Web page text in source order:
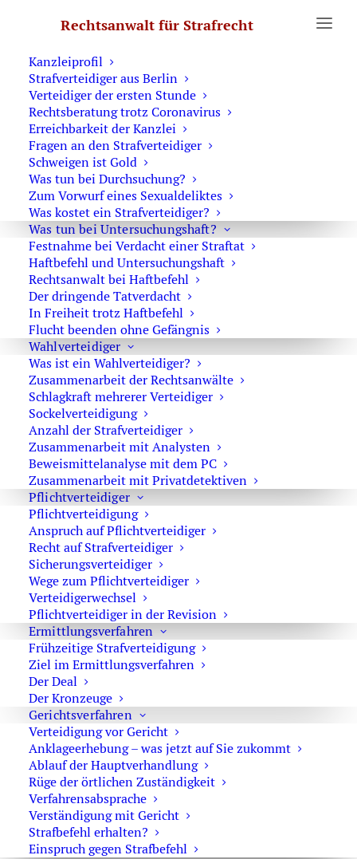
Rechtsanwalt für Strafrecht
Was Sie wissen sollten
Kanzleiprofil
Strafverteidiger aus Berlin
Verteidiger der ersten Stunde
Rechtsberatung trotz Coronavirus
Erreichbarkeit der Kanzlei
Fragen an den Strafverteidiger
Schweigen ist Gold
Was tun bei Durchsuchung?
Zum Vorwurf eines Sexualdeliktes
Was kostet ein Strafverteidiger?
Was tun bei Untersuchungshaft?
Festnahme bei Verdacht einer Straftat
Haftbefehl und Untersuchungshaft
Rechtsanwalt bei Haftbefehl
Der dringende Tatverdacht
In Freiheit trotz Haftbefehl
Flucht beenden ohne Gefängnis
Wahlverteidiger
Was ist ein Wahlverteidiger?
Zusammenarbeit der Rechtsanwälte
Schlagkraft mehrerer Verteidiger
Sockelverteidigung
Anzahl der Strafverteidiger
Zusammenarbeit mit Analysten
Beweismittelanalyse mit dem PC
Zusammenarbeit mit Privatdetektiven
Pflichtverteidiger
Pflichtverteidigung
Anspruch auf Pflichtverteidiger
Recht auf Strafverteidiger
Sicherungsverteidiger
Wege zum Pflichtverteidiger
Verteidigerwechsel
Pflichtverteidiger in der Revision
Ermittlungsverfahren
Frühzeitige Strafverteidigung
Ziel im Ermittlungsverfahren
Der Deal
Der Kronzeuge
Gerichtsverfahren
Verteidigung vor Gericht
Anklageerhebung – was jetzt auf Sie zukommt
Ablauf der Hauptverhandlung
Rüge der örtlichen Zuständigkeit
Verfahrensabsprache
Verständigung mit Gericht
Strafbefehl erhalten?
Einspruch gegen Strafbefehl
Archive by Category "Missbrauch Schutzbefohlener"
RA Ulrich Dost-Roxin
Besondere Form
von
Kindesmissbrauch
Der sexuelle
Missbrauch
Schutzbefohlener d
setzt voraus, dass
zwischenTäterundOpfer
besteht, kraft dessen eine Person unter 16
Jahren dem Täter zur Erziehung, zur
Ausbildung oder zur Betreuung in der
Lebensführung anvertraut ist. Das
Zusammenleben in häuslicher Gemeinschaft ist
also unzureichend. Erforderlich ist vielmehr ein
Verhältnis, in welchem einer Person das Recht
und die Pflicht obliegt, die Lebensführung des
Jugendlichen und damit dessen geistig-
seelische Entwicklung zu überwachen und zu
leiten.
Voraussetzung ist das Bestehen eines
Abhängigkeitsverhältnisses im Sinne der
Unter- und Überordnung, die den persönlichen,
allgemein menschlichen Bereich umfasst. Ob
ein solches Obhutsverhältnis besteht und
welchen Umfang es hat, ist nach den
tatsächlichen Verhältnissen des jeweiligen
Einzelfalls zu beurteilen. So sieht es die
Rechtsprechung.
Als mögliche Täter kommen Lehrerinnen
undLehrer, Ausbilderinnen und
Kindergärtner undMitarbeiter in Heimen in
Betracht. Soweit es sich um Jugendliche ab dem
18. Lebensjahr handelt, die in einem Dienst-
oder Arbeitsverhältnis stehen, können auch